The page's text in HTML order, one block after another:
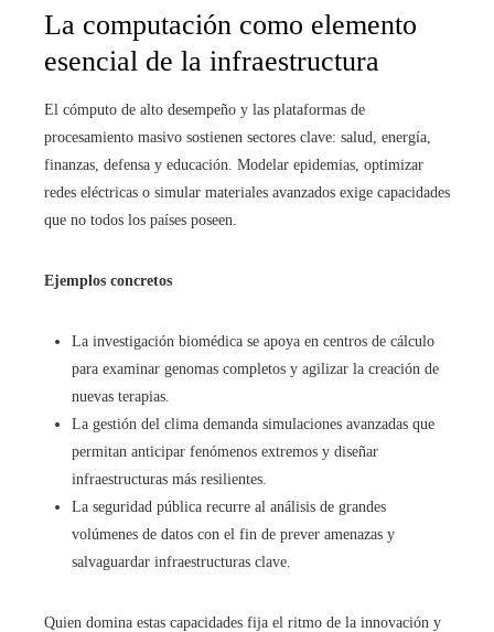
La computación como elemento
esencial de la infraestructura
El cómputo de alto desempeño y las plataformas de
procesamiento masivo sostienen sectores clave: salud, energía,
finanzas, defensa y educación. Modelar epidemias, optimizar
redes eléctricas o simular materiales avanzados exige capacidades
que no todos los países poseen.
Ejemplos concretos
La investigación biomédica se apoya en centros de cálculo
para examinar genomas completos y agilizar la creación de
nuevas terapias.
La gestión del clima demanda simulaciones avanzadas que
permitan anticipar fenómenos extremos y diseñar
infraestructuras más resilientes.
La seguridad pública recurre al análisis de grandes
volúmenes de datos con el fin de prever amenazas y
salvaguardar infraestructuras clave.
Quien domina estas capacidades fija el ritmo de la innovación y